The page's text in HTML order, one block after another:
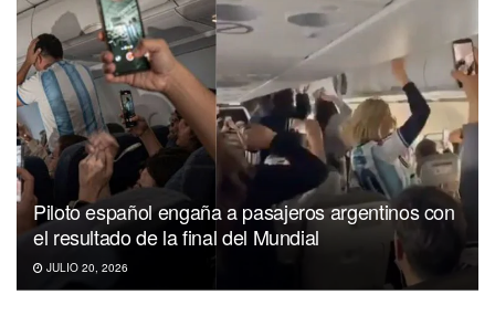
Piloto español engaña a pasajeros argentinos con
el resultado de la final del Mundial
JULIO 20, 2026